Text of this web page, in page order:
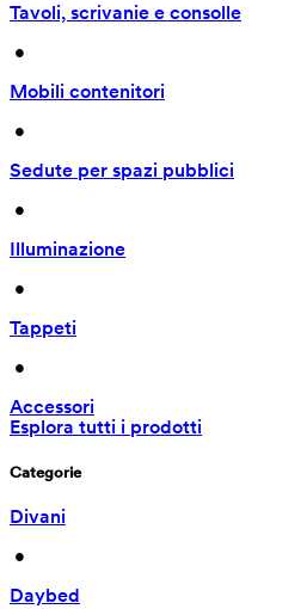
Tavoli, scrivanie e consolle
•
Mobili contenitori
•
Sedute per spazi pubblici
•
Illuminazione
•
Tappeti
•
Accessori
Esplora tutti i prodotti
Categorie
Divani
•
Daybed